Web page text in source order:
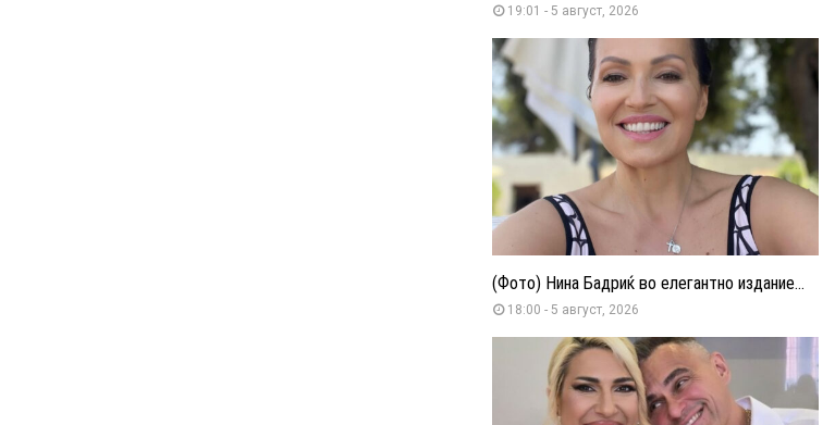
19:01 - 5 август, 2026
(Фото) Нина Бадриќ во елегантно издание...
18:00 - 5 август, 2026